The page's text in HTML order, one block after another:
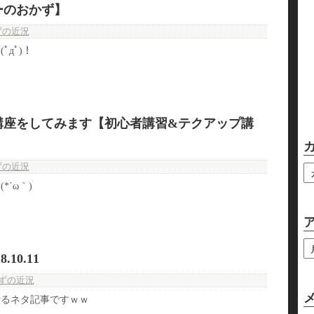
おかず】
近況
дﾟ)！
をしてみます【初心者講習&テクアップ講
近況
｀)
の近況
ネタ記事ですｗｗ